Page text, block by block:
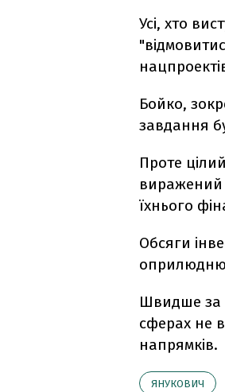
Усі, хто
Бойко,
завдання
Проте
виражений
їхнього
Обсяги
Швидше за
сферах не
напрямків.
ЯНУКОВИЧ